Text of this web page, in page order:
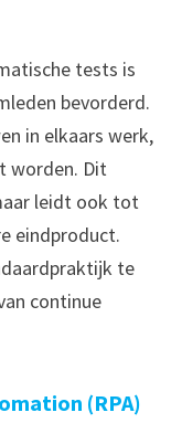
tests is
bevorderd.
in elkaars werk,
worden. Dit
leidt ook tot
eindproduct.
te
continue
(RPA)